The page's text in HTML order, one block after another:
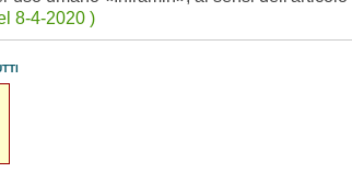
8-4-2020 )